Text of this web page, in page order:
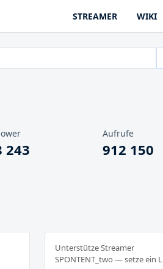
STREAMER WIKI
243
Aufrufe
912 150
Unterstütze Streamer
SPONTENT_two — setze ein